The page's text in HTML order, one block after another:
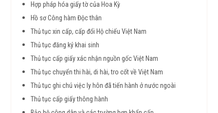
Hợp pháp hóa giấy tờ của Hoa Kỳ
Hồ sơ Công hàm Độc thân
Thủ tục xin cấp, cấp đổi Hộ chiếu Việt Nam
Thủ tục đăng ký khai sinh
Thủ tục cấp giấy xác nhận nguồn gốc Việt Nam
Thủ tục chuyển thi hài, di hài, tro cốt về Việt Nam
Thủ tục ghi chú việc ly hôn đã tiến hành ở nước ngoài
Thủ tục cấp giấy thông hành